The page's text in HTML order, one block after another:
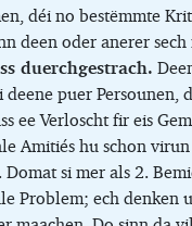
déi no bestëmmte
deen oder anerer
duerchgestrach.
puer
Verloscht fir eis
Amitiés hu schon
si mer als 2.
ech denken